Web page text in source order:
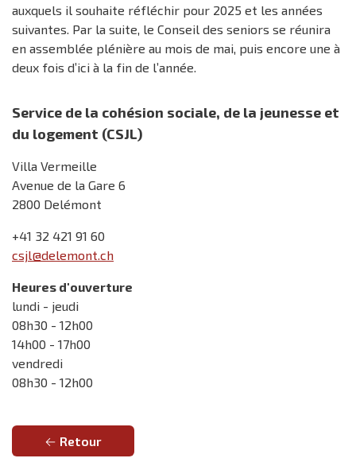
auxquels il souhaite réfléchir pour 2025 et les années
suivantes. Par la suite, le Conseil des seniors se réunira
en assemblée plénière au mois de mai, puis encore une à
deux fois d’ici à la fin de l’année.
Service de la cohésion sociale, de la jeunesse et
du logement (CSJL)
Villa Vermeille
Avenue de la Gare 6
2800 Delémont
+41 32 421 91 60
csjl@delemont.ch
Heures d'ouverture
lundi - jeudi
08h30 - 12h00
14h00 - 17h00
vendredi
08h30 - 12h00
Retour